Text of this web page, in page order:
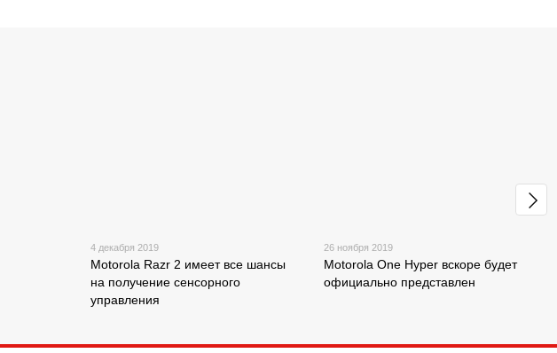
4 декабря 2019
Motorola Razr 2 имеет все шансы
на получение сенсорного
управления
26 ноября 2019
Motorola One Hyper вскоре будет
официально представлен